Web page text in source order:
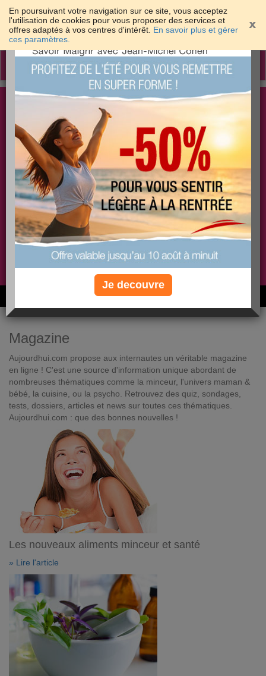
En poursuivant votre navigation sur ce site, vous acceptez
l'utilisation de cookies pour vous proposer des services et
offres adaptés à vos centres d'intérêt. En savoir plus et gérer
ces paramètres.
Toggle
Les meilleures solutions pour maigrir et être bien
dans sa peau
PLUS
EFFICACE
PLUS
SANTÉ
PLUS
COACHING
Non, je préfère le régime gratuit
6M de personnes ont maigri et réappris à manger avec nous
Magazine
Aujourdhui.com propose aux internautes un véritable magazine
en ligne ! C'est une source d'information unique abordant de
nombreuses thématiques comme la minceur, l'univers maman &
bébé, la cuisine, ou la psycho. Retrouvez des quiz, sondages,
tests, dossiers, articles et news sur toutes ces thématiques.
Aujourdhui.com : que des bonnes nouvelles !
Les nouveaux aliments minceur et santé
» Lire l'article
×
Je decouvre